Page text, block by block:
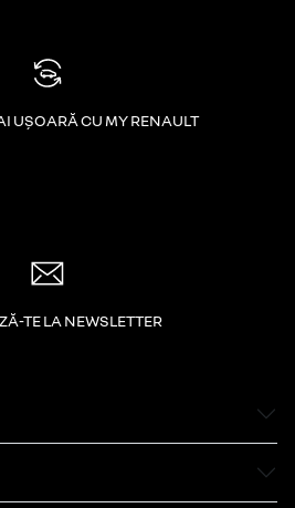
UȘOARĂ CU MY RENAULT
TE LA NEWSLETTER